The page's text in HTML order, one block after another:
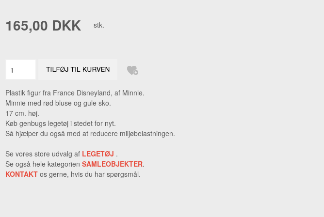
PÅSKEPYNT
RAV HALSKÆDE
ØRERINGE
165,00 DKK stk.
Plastik figur fra France Disneyland, af Minnie.
Minnie med rød bluse og gule sko.
17 cm. høj.
Køb genbugs legetøj i stedet for nyt.
Så hjælper du også med at reducere miljøbelastningen.
Se vores store udvalg af LEGETØJ .
Se også hele kategorien SAMLEOBJEKTER.
KONTAKT os gerne, hvis du har spørgsmål.